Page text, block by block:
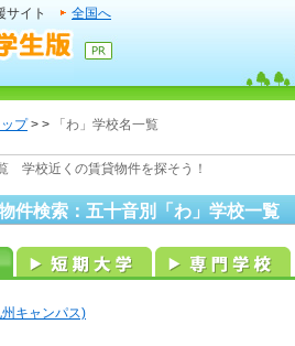
サイト 全国へ
プ> > 「わ」学校名一覧
学校近くの賃貸物件を探そう！
件検索：五十音別「わ」学校一覧
キャンパス)